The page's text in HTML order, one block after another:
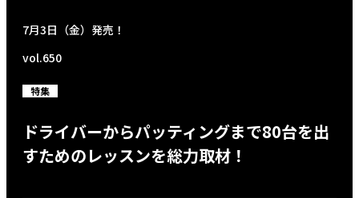
7月3日（金）発売！
vol.650
特集
ドライバーからパッティングまで80台を出
すためのレッスンを総力取材！